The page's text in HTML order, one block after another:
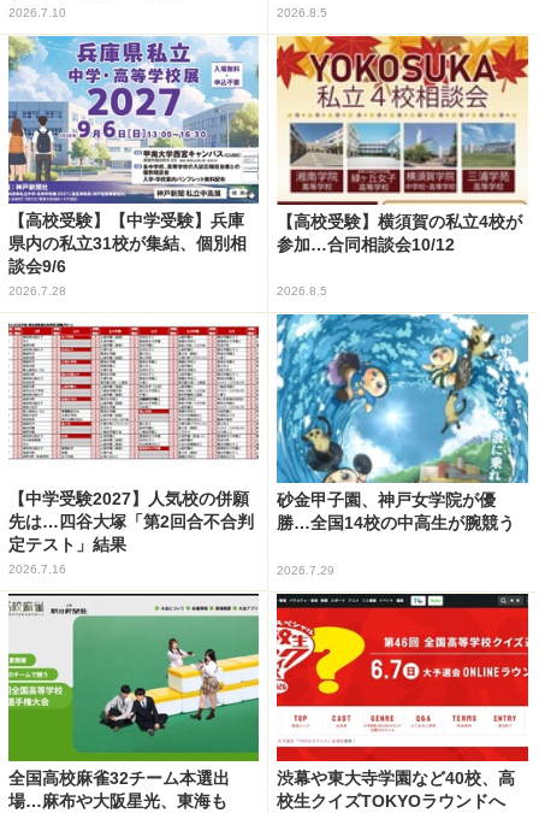
2026.7.10 2026.8.5
【高校受験】【中学受験】兵庫
県内の私立31校が集結、個別相
談会9/6
2026.7.28
【高校受験】横須賀の私立4校が
参加…合同相談会10/12
2026.8.5
【中学受験2027】人気校の併願
先は…四谷大塚「第2回合不合判
定テスト」結果
2026.7.16
砂金甲子園、神戸女学院が優
勝…全国14校の中高生が腕競う
2026.7.29
全国高校麻雀32チーム本選出
場…麻布や大阪星光、東海も
渋幕や東大寺学園など40校、高
校生クイズTOKYOラウンドへ